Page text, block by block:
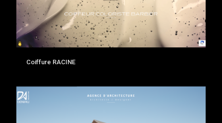
Coiffure RACINE